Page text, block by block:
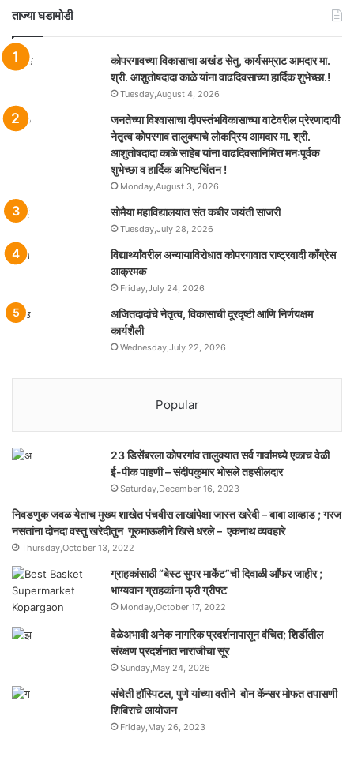
ताज्या घडामोडी
कोपरगावच्या विकासाचा अखंड सेतु, कार्यसम्राट आमदार मा.
श्री. आशुतोषदादा काळे यांना वाढदिवसाच्या हार्दिक शुभेच्छा.!
Tuesday,August 4, 2026
जनतेच्या विश्वासाचा दीपस्तंभविकासाच्या वाटेवरील प्रेरणादायी
नेतृत्व कोपरगाव तालुक्याचे लोकप्रिय आमदार मा. श्री.
आशुतोषदादा काळे साहेब यांना वाढदिवसानिमित्त मनःपूर्वक
शुभेच्छा व हार्दिक अभिष्टचिंतन !
Monday,August 3, 2026
सोमैया महाविद्यालयात संत कबीर जयंती साजरी
Tuesday,July 28, 2026
विद्यार्थ्यांवरील अन्यायाविरोधात कोपरगावात राष्ट्रवादी काँग्रेस
आक्रमक
Friday,July 24, 2026
अजितदादांचे नेतृत्व, विकासाची दूरदृष्टी आणि निर्णयक्षम
कार्यशैली
Wednesday,July 22, 2026
Popular
23 डिसेंबरला कोपरगांव तालुक्‍यात सर्व गावांमध्ये एकाच वेळी
ई-पीक पाहणी – संदीपकुमार भोसले तहसीलदार
Saturday,December 16, 2023
निवडणुक जवळ येताच मुख्य शाखेत पंचवीस लाखांपेक्षा जास्त खरेदी – बाबा आव्हाड ; गरज
नसतांना दोनदा वस्तु खरेदीतुन गूरुमाऊलीने खिसे धरले – एकनाथ व्यवहारे
Thursday,October 13, 2022
ग्राहकांसाठी “बेस्ट सुपर मार्केट”ची दिवाळी आॕफर जाहीर ;
भाग्यवान ग्राहकांना फ्री ग्रीफ्ट
Monday,October 17, 2022
वेळेअभावी अनेक नागरिक प्रदर्शनापासून वंचित; शिर्डीतील
संरक्षण प्रदर्शनात नाराजीचा सूर
Sunday,May 24, 2026
संचेती हॉस्पिटल, पुणे यांच्या वतीने बोन कॅन्सर मोफत तपासणी
शिबिराचे आयोजन
Friday,May 26, 2023